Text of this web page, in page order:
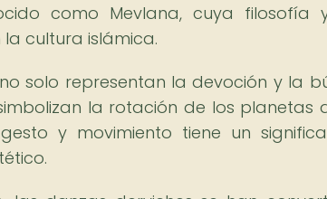
como Mevlana, cuya filosofía
cultura islámica.
solo representan la devoción y la
la rotación de los
y movimiento tiene un